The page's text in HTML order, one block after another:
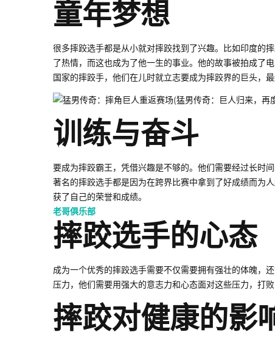
童年梦想
很多摔跤选手都是从小就对摔跤找到了兴趣。比如印度
了热情，而这也成为了他一生的事业。他的故事被拍成了
国家的摔跤手，他们在儿时就立志要成为摔跤界的巨头，最
训练与奋斗
要成为摔跤霸王，凭借兴趣是不够的。他们需要经过长时
著名的摔跤选手都是因为在跨界比赛中拿到了好成绩而为
获了自己的荣誉和成绩。
老哥俱乐部
摔跤选手的心态
成为一个优秀的摔跤选手需要不仅需要拥有强壮的体魄，
压力，他们需要用强大的意志力和心态面对这些压力，打败
摔跤对健康的影